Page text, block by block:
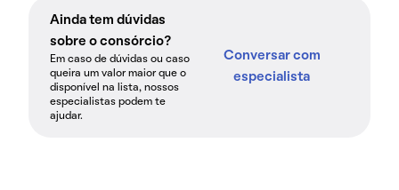
Ainda tem dúvidas
sobre o consórcio?
Em caso de dúvidas ou caso
queira um valor maior que o
disponível na lista, nossos
especialistas podem te
ajudar.
Conversar com
especialista